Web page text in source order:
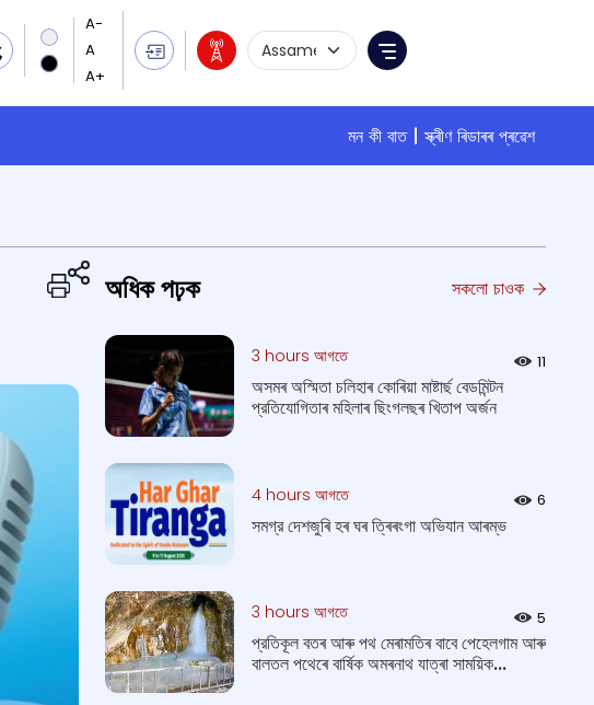
Language Selection
Menu
মন কী বাত
স্ক্ৰীণ ৰিডাৰৰ প্ৰৱেশ
অধিক পঢ়ক সকলো চাওক
3 hours আগতে 11
অসমৰ অস্মিতা চলিহাৰ কোৰিয়া মাষ্টাৰ্ছ বেডমিন্টন
প্রতিযোগিতাৰ মহিলাৰ ছিংগলছৰ খিতাপ অর্জন
4 hours আগতে 6
সমগ্র দেশজুৰি হৰ ঘৰ ত্ৰিৰংগা অভিযান আৰম্ভ
3 hours আগতে 5
প্রতিকূল বতৰ আৰু পথ মেৰামতিৰ বাবে পেহেলগাম আৰু
বালতল পথেৰে বাৰ্ষিক অমৰনাথ যাত্ৰা সাময়িক...